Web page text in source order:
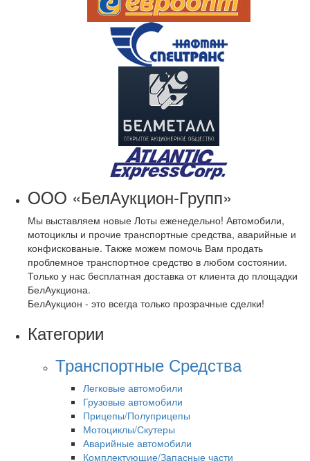
OOO «БелАукцион-Групп»
Мы выставляем новые Лоты еженедельно! Автомобили,
мотоциклы и прочие транспортные средства, аварийные и
конфискованые. Также можем помочь Вам продать
проблемное транспортное средство в любом состоянии.
Только у нас бесплатная доставка от клиента до площадки
БелАукциона.
БелАукцион - это всегда только прозрачные сделки!
Категории
Транспортные Средства
Легковые автомобили
Грузовые автомобили
Прицепы/Полуприцепы
Мотоциклы/Скутеры
Аварийные автомобили
Комплектующие/Запасные части